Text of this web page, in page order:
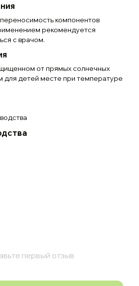
компонентов
рекомендуется
с врачом.
от прямых солнечных
для детей месте при температуре
первый отзыв